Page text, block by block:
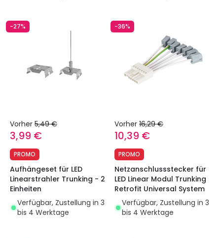
-27%
Vorher 5,49 €
3,99 €
PROMO
Aufhängeset für LED
Linearstrahler Trunking - 2
Einheiten
Verfügbar, Zustellung in 3
bis 4 Werktage
-36%
Vorher 16,29 €
10,39 €
PROMO
Netzanschlussstecker für
LED Linear Modul Trunking
Retrofit Universal System
Verfügbar, Zustellung in 3
bis 4 Werktage